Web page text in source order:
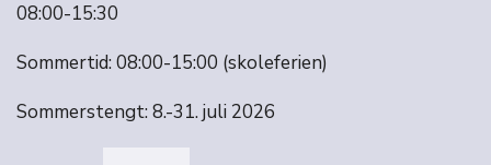
08:00-15:30
Sommertid: 08:00-15:00 (skoleferien)
Sommerstengt: 8.-31. juli 2026